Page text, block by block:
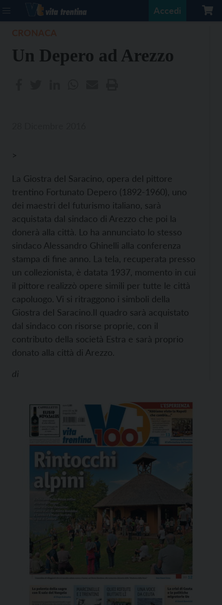
Accedi
Un Depero ad Arezzo
>
La Giostra del Saracino, opera del pittore
trentino Fortunato Depero (1892-1960), uno
dei maestri del futurismo italiano, sarà
acquistata dal sindaco di Arezzo che poi la
donerà alla città. Lo ha annunciato lo stesso
sindaco Alessandro Ghinelli alla conferenza
stampa di fine anno. La tela, recuperata presso
un collezionista, è datata 1937, momento in cui
il pittore realizzò opere simili per tutte le città
capoluogo. Vi si ritraggono i simboli della
Giostra del Saracino.Il quadro sarà acquistato
dal sindaco con risorse proprie, con il
contributo della società Estra e sarà proprio
donato alla città di Arezzo.
di